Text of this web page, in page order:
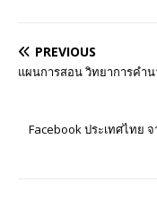
PREVIOUS
แผนการสอน วิทยาการคำ
Facebook ประเทศไทย